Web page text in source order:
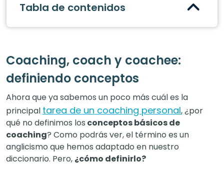
Tabla de contenidos
Coaching, coach y coachee:
definiendo conceptos
Ahora que ya sabemos un poco más cuál es la
principal tarea de un coaching personal, ¿por
qué no definimos los conceptos básicos de
coaching? Como podrás ver, el término es un
anglicismo que hemos adaptado en nuestro
diccionario. Pero, ¿cómo definirlo?